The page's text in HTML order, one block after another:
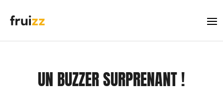
UN BUZZER SURPRENANT !